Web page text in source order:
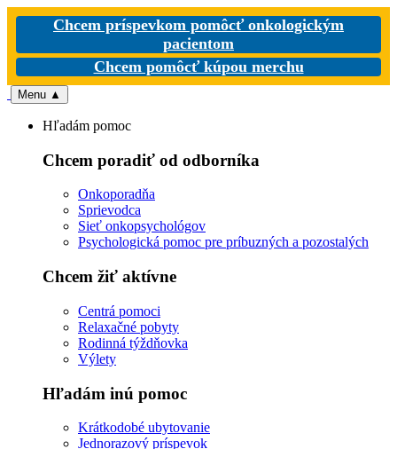
Chcem príspevkom pomôcť onkologickým
pacientom
Chcem pomôcť kúpou merchu
Menu ▲
Hľadám pomoc
Chcem poradiť od odborníka
Onkoporadňa
Sprievodca
Sieť onkopsychológov
Psychologická pomoc pre príbuzných a pozostalých
Chcem žiť aktívne
Centrá pomoci
Relaxačné pobyty
Rodinná týždňovka
Výlety
Hľadám inú pomoc
Krátkodobé ubytovanie
Jednorazový príspevok